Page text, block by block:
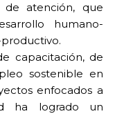
atención, que
humano-
capacitación, de
sostenible en
enfocados a
ha logrado un